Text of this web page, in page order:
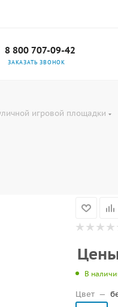
8 800 707-09-42
ЗАКАЗАТЬ ЗВОНОК
игровой площадки
В
Цвет —